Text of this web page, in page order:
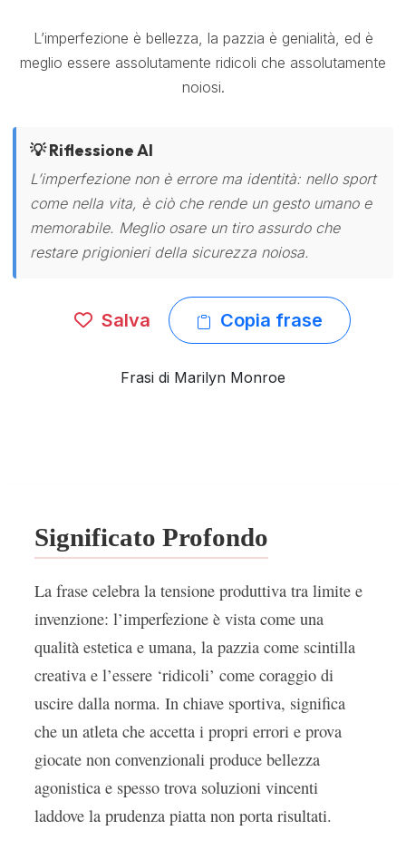
L’imperfezione è bellezza, la pazzia è genialità, ed è
meglio essere assolutamente ridicoli che assolutamente
noiosi.
💡 Riflessione AI
L’imperfezione non è errore ma identità: nello sport
come nella vita, è ciò che rende un gesto umano e
memorabile. Meglio osare un tiro assurdo che
restare prigionieri della sicurezza noiosa.
Salva Copia frase
Frasi di Marilyn Monroe
Significato Profondo
La frase celebra la tensione produttiva tra limite e
invenzione: l’imperfezione è vista come una
qualità estetica e umana, la pazzia come scintilla
creativa e l’essere ‘ridicoli’ come coraggio di
uscire dalla norma. In chiave sportiva, significa
che un atleta che accetta i propri errori e prova
giocate non convenzionali produce bellezza
agonistica e spesso trova soluzioni vincenti
laddove la prudenza piatta non porta risultati.